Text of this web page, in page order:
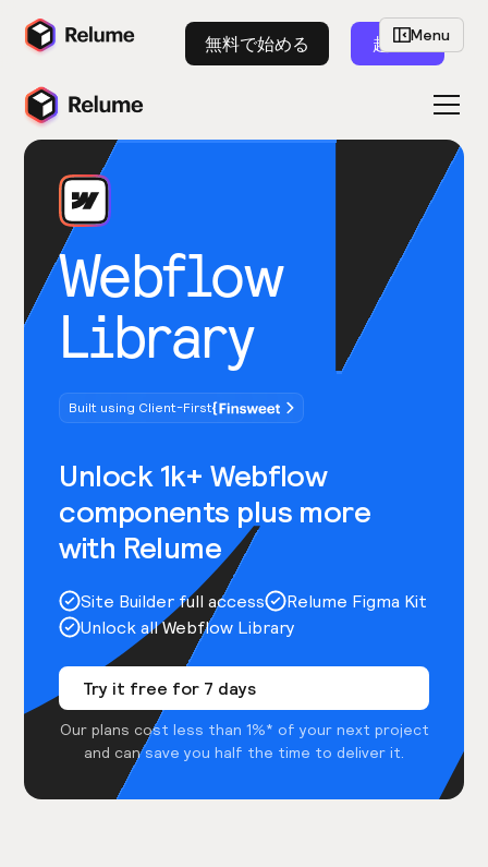
無料で始める 起動
Webflow
Library
Built using Client-First
Unlock 1k+ Webflow
components plus more
with Relume
Site Builder full access
Relume Figma Kit
Unlock all Webflow Library
Try it free for 7 days
Our plans cost less than 1%* of your next project
and can save you half the time to deliver it.
Menu